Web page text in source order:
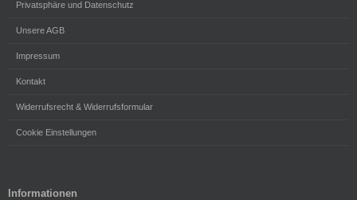
Privatsphäre und Datenschutz
Unsere AGB
Impressum
Kontakt
Widerrufsrecht & Widerrufsformular
Cookie Einstellungen
Informationen